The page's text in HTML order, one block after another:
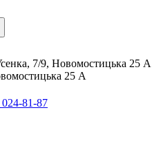
7/9, Новомостицька 25 А
25 А
81-87